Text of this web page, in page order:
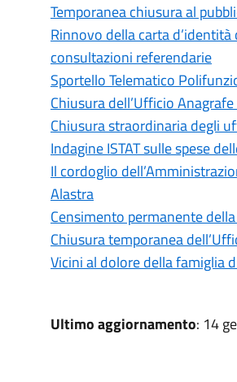
Temporanea chiusura al
Rinnovo della carta
consultazioni referendarie
Sportello Telematico
Chiusura dell’Ufficio
Chiusura straordinaria degli
Indagine ISTAT sulle spese
Il cordoglio
Alastra
Censimento permanente
Chiusura temporanea
Vicini al dolore della famiglia
Ultimo aggiornamento: 14